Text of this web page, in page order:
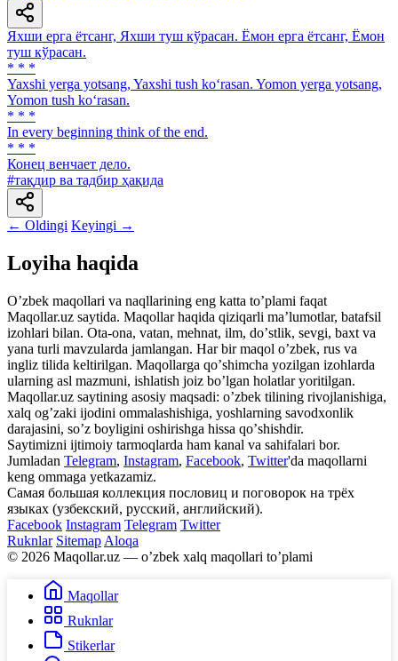
Яхши ерга ётсанг, Яхши туш кўрасан. Ёмон ерга ётсанг, Ёмон
туш кўрасан.
* * *
Yaxshi yerga yotsang, Yaxshi tush ko‘rasan. Yomon yerga yotsang,
Yomon tush ko‘rasan.
* * *
In every beginning think of the end.
* * *
Конец венчает дело.
#тақдир ва тадбир ҳақида
← Oldingi Keyingi →
Loyiha haqida
Oʼzbek maqollari va naqllarining eng katta toʼplami faqat
Maqollar.uz saytida. Maqollar haqida qiziqarli maʼlumotlar, batafsil
izohlari bilan. Ota-ona, vatan, mehnat, ilm, doʼstlik, sevgi, baxt va
yana turli mavzularda jamlangan. Har bir maqol oʼzbek, rus va
ingliz tilida keltirilgan. Maqollarga qoʼshimcha yozilgan izohlarda
ularning asl mazmuni, ishlatish joiz boʼlgan holatlar yoritilgan.
Maqollar.uz saytining asosiy maqsadi: oʼzbek tilining rivojlanishiga,
xalq ogʼzaki ijodini ommalashishiga, yoshlarning savodxonlik
darajasini, soʼz boyligini oshirishga hissa qoʼshishdir.
Saytimizni ijtimoiy tarmoqlarda ham kanal va sahifalari bor.
Jumladan Telegram, Instagram, Facebook, Twitter'da maqollarni
keng ommaga yetkazamiz.
Самая большая коллекция пословиц и поговорок на трёх
языках (узбекский, русский, английский).
Facebook Instagram Telegram Twitter
Ruknlar Sitemap Aloqa
© 2026 Maqollar.uz — oʼzbek xalq maqollari toʼplami
Maqollar
Ruknlar
Stikerlar